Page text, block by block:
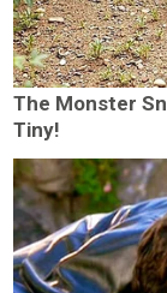
The Monster
Tiny!